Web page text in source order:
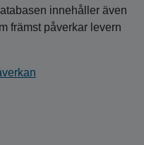
innehåller även
främst påverkar levern